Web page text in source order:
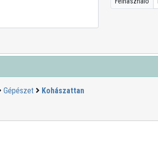
Gépészet
Kohászattan